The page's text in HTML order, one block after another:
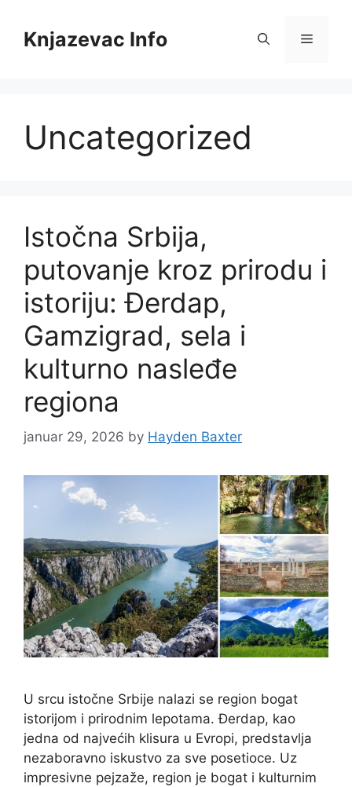
contentKnjazevac Info Menu
Uncategorized
Istočna Srbija,
putovanje kroz prirodu i
istoriju: Đerdap,
Gamzigrad, sela i
kulturno nasleđe
regiona
januar 29, 2026 by Hayden Baxter
U srcu istočne Srbije nalazi se region bogat
istorijom i prirodnim lepotama. Đerdap, kao
jedna od najvećih klisura u Evropi, predstavlja
nezaboravno iskustvo za sve posetioce. Uz
impresivne pejzaže, region je bogat i kulturnim